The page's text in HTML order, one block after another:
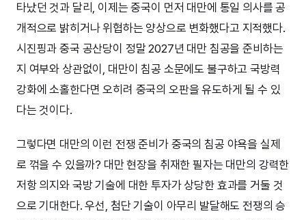
타났던 것과 달리, 이제는 중국이 먼저 대만에 통일 의사를 공
개적으로 밝히거나 위협하는 양상으로 변화했다고 지적했다.
시진핑과 중국 공산당이 정말 2027년 대만 침공을 준비하는
지 여부와 상관없이, 대만이 침공 소문에도 불구하고 국방력
강화에 소홀한다면 오히려 중국의 오판을 유도하게 될 수 있
다는 것이다.
그렇다면 대만의 이런 전쟁 준비가 중국의 침공 야욕을 실제
로 꺾을 수 있을까? 대만 현장을 취재한 필자는 대만의 강력한
저항 의지와 국방 기술에 대한 투자가 상당한 효과를 거둘 것
으로 기대한다. 우선, 첨단 기술이 아무리 발달해도 전쟁의 승